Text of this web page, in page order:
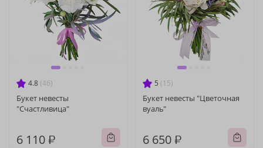
4.8 (46)
Букет невесты
"Счастливица"
6 110 ₽
5 (15)
Букет невесты "Цветочная
вуаль"
6 650 ₽